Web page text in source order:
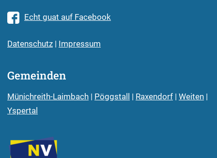
Echt guat auf Facebook
Datenschutz | Impressum
Gemeinden
Münichreith-Laimbach | Pöggstall | Raxendorf | Weiten |
Yspertal